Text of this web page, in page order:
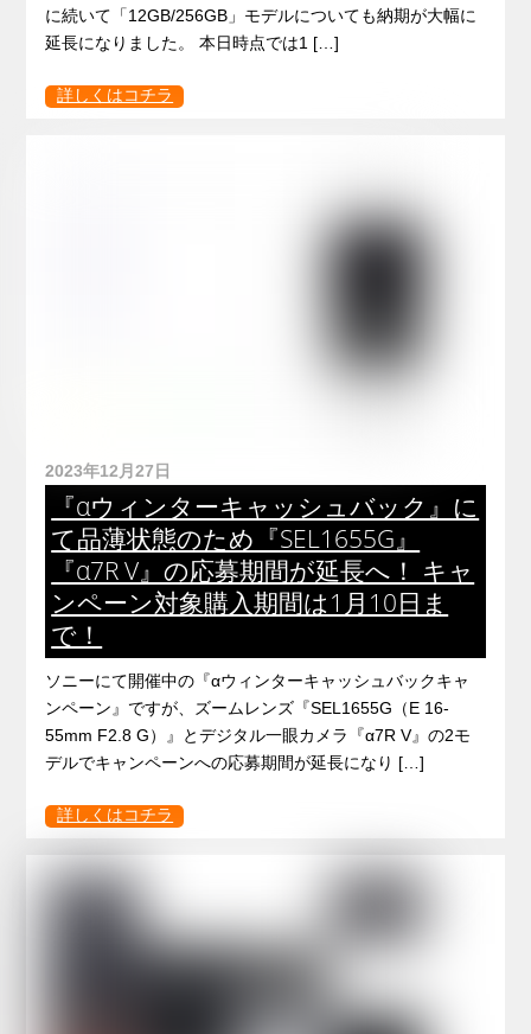
に続いて「12GB/256GB」モデルについても納期が大幅に
延長になりました。 本日時点では1 […]
詳しくはコチラ
2023年12月27日
『αウィンターキャッシュバック』に
て品薄状態のため『SEL1655G』
『α7R V』の応募期間が延長へ！ キャ
ンペーン対象購入期間は1月10日ま
で！
ソニーにて開催中の『αウィンターキャッシュバックキャ
ンペーン』ですが、ズームレンズ『SEL1655G（E 16-
55mm F2.8 G）』とデジタル一眼カメラ『α7R V』の2モ
デルでキャンペーンへの応募期間が延長になり […]
詳しくはコチラ